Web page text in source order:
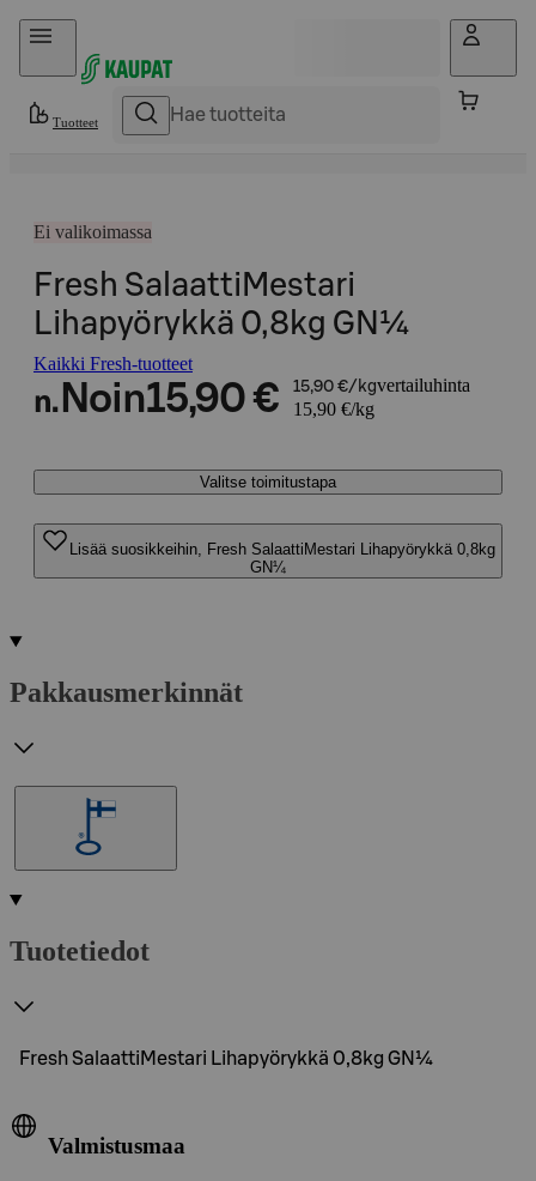
Hyppää sisältöön
Tuotteet
Ei valikoimassa
Fresh SalaattiMestari
Lihapyörykkä 0,8kg GN¼
Kaikki Fresh-tuotteet
n. Noin15,90 € 15,90 €/kgvertailuhinta
15,90 €/kg
Valitse toimitustapa
Lisää suosikkeihin, Fresh SalaattiMestari Lihapyörykkä 0,8kg
GN¼
Pakkausmerkinnät
Tuotetiedot
Fresh SalaattiMestari Lihapyörykkä 0,8kg GN¼
Valmistusmaa